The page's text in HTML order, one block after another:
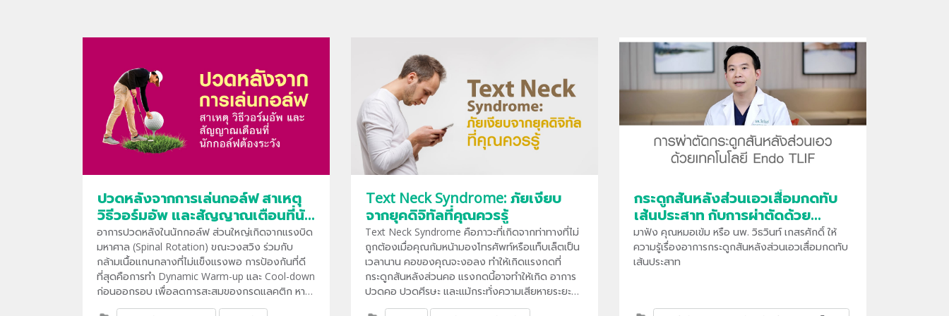
ปวดหลังจากการเล่นกอล์ฟ สาเหตุ
วิธีวอร์มอัพ และสัญญาณเตือนที่นัก
กอล์ฟต้องระวัง
อาการปวดหลังในนักกอล์ฟ ส่วนใหญ่เกิดจากแรงบิด
มหาศาล (Spinal Rotation) ขณะวงสวิง ร่วมกับ
กล้ามเนื้อแกนกลางที่ไม่แข็งแรงพอ การป้องกันที่ดี
ที่สุดคือการทำ Dynamic Warm-up และ Cool-down
ก่อนออกรอบ เพื่อลดการสะสมของกรดแลคติก หาก
มีอาการปวดร้าวลงขาหรือชา ควรพบแพทย์ทันทีเพราะ
Text Neck Syndrome: ภัยเงียบ
จากยุคดิจิทัลที่คุณควรรู้
Text Neck Syndrome คือภาวะที่เกิดจากท่าทางที่ไม่
ถูกต้องเมื่อคุณก้มหน้ามองโทรศัพท์หรือแท็บเล็ตเป็น
เวลานาน คอของคุณจะงอลง ทำให้เกิดแรงกดที่
กระดูกสันหลังส่วนคอ แรงกดนี้อาจทำให้เกิด อาการ
ปวดคอ ปวดศีรษะ และแม้กระทั่งความเสียหายระยะ
ยาวต่อกระดูกสันหลัง
กระดูกสันหลังส่วนเอวเสื่อมกดทับ
เส้นประสาท กับการผ่าตัดด้วย
เทคโนโลยี Endo TLIF
​มาฟัง คุณหมอเข้ม หรือ นพ. วิธวินท์ เกสรศักดิ์ ให้
ความรู้เรื่องอาการกระดูกสันหลังส่วนเอวเสื่อมกดทับ
เส้นประสาท